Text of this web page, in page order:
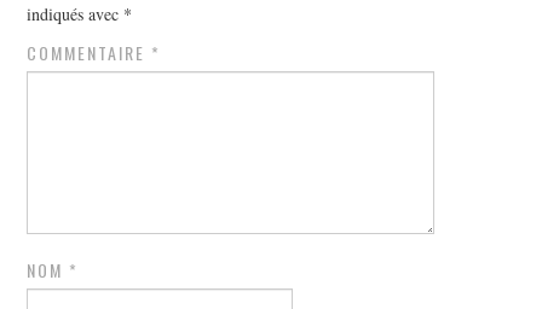
indiqués avec *
COMMENTAIRE *
NOM *